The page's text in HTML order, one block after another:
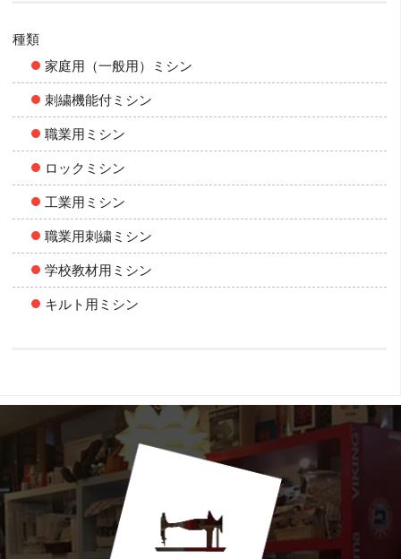
種類
家庭用（一般用）ミシン
刺繍機能付ミシン
職業用ミシン
ロックミシン
工業用ミシン
職業用刺繍ミシン
学校教材用ミシン
キルト用ミシン